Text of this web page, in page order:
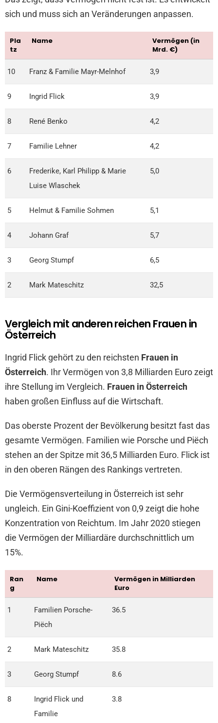
sich und muss sich an Veränderungen anpassen.
Pla
tz
Name
Vermögen (in
Mrd. €)
10 Franz & Familie Mayr-Melnhof 3,9
9 Ingrid Flick 3,9
8 René Benko 4,2
7 Familie Lehner 4,2
6
Frederike, Karl Philipp & Marie
Luise Wlaschek
5,0
5 Helmut & Familie Sohmen 5,1
4 Johann Graf 5,7
3 Georg Stumpf 6,5
2 Mark Mateschitz 32,5
Vergleich mit anderen reichen Frauen in
Österreich
Ingrid Flick gehört zu den reichsten Frauen in
Österreich. Ihr Vermögen von 3,8 Milliarden Euro zeigt
ihre Stellung im Vergleich. Frauen in Österreich
haben großen Einfluss auf die Wirtschaft.
Das oberste Prozent der Bevölkerung besitzt fast das
gesamte Vermögen. Familien wie Porsche und Piëch
stehen an der Spitze mit 36,5 Milliarden Euro. Flick ist
in den oberen Rängen des Rankings vertreten.
Die Vermögensverteilung in Österreich ist sehr
ungleich. Ein Gini-Koeffizient von 0,9 zeigt die hohe
Konzentration von Reichtum. Im Jahr 2020 stiegen
die Vermögen der Milliardäre durchschnittlich um
15%.
Ran
g
Name
Vermögen in Milliarden
Euro
1
Familien Porsche-
Piëch
36.5
2 Mark Mateschitz 35.8
3 Georg Stumpf 8.6
8
Ingrid Flick und
Familie
3.8